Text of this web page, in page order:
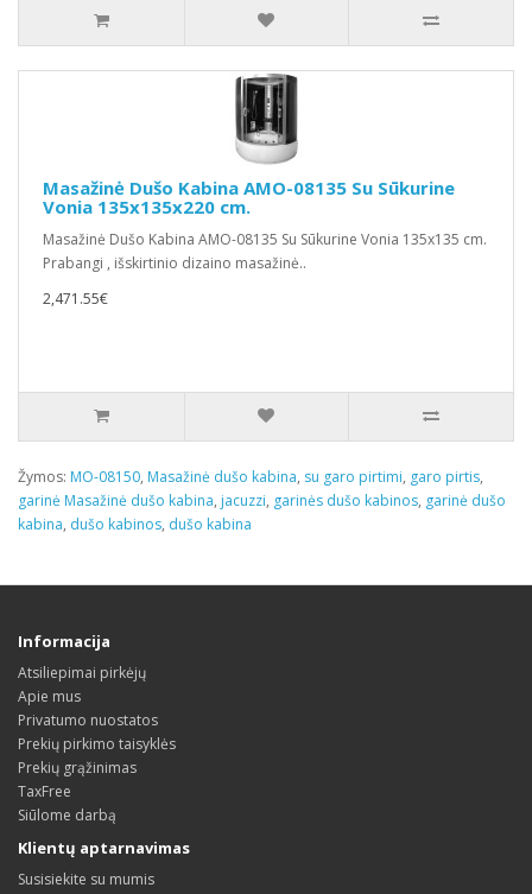
Masažinė Dušo Kabina AMO-08135 Su Sūkurine
Vonia 135x135x220 cm.
Masažinė Dušo Kabina AMO-08135 Su Sūkurine Vonia 135x135 cm.
Prabangi , išskirtinio dizaino masažinė..
2,471.55€
Žymos: MO-08150, Masažinė dušo kabina, su garo pirtimi, garo pirtis,
garinė Masažinė dušo kabina, jacuzzi, garinės dušo kabinos, garinė dušo
kabina, dušo kabinos, dušo kabina
Informacija
Atsiliepimai pirkėjų
Apie mus
Privatumo nuostatos
Prekių pirkimo taisyklės
Prekių grąžinimas
TaxFree
Siūlome darbą
Klientų aptarnavimas
Susisiekite su mumis